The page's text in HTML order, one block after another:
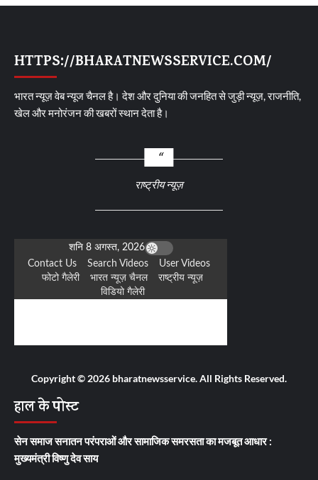
HTTPS://BHARATNEWSSERVICE.COM/
भारत न्यूज़ वेब न्यूज चैनल है। देश और दुनिया की जनहित से जुड़ी न्यूज़, राजनीति,
खेल और मनोरंजन की खबरों स्थान देता है।
राष्ट्रीय न्यूज़
Copyright © 2026 bharatnewsservice. All Rights Reserved.
हाल के पोस्ट
सेन समाज सनातन परंपराओं और सामाजिक समरसता का मजबूत आधार :
मुख्यमंत्री विष्णु देव साय